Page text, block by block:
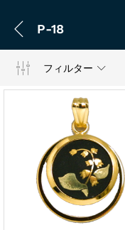
P-18
フィルター